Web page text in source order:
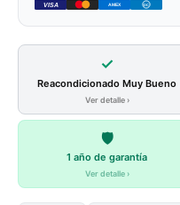
VISA AMEX DC
✓
Reacondicionado Muy Bueno
Ver detalle ›
🛡️
1 año de garantía
Ver detalle ›